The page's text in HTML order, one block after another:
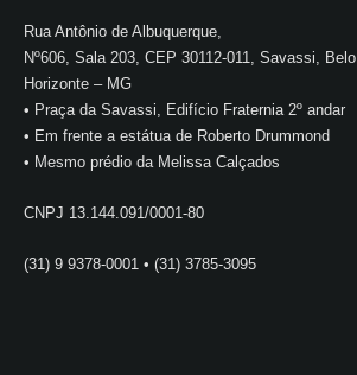
Rua Antônio de Albuquerque,
Nº606, Sala 203, CEP 30112-011, Savassi, Belo
Horizonte – MG
• Praça da Savassi, Edifício Fraternia 2º andar
• Em frente a estátua de Roberto Drummond
• Mesmo prédio da Melissa Calçados
CNPJ 13.144.091/0001-80
(31) 9 9378-0001 • (31) 3785-3095